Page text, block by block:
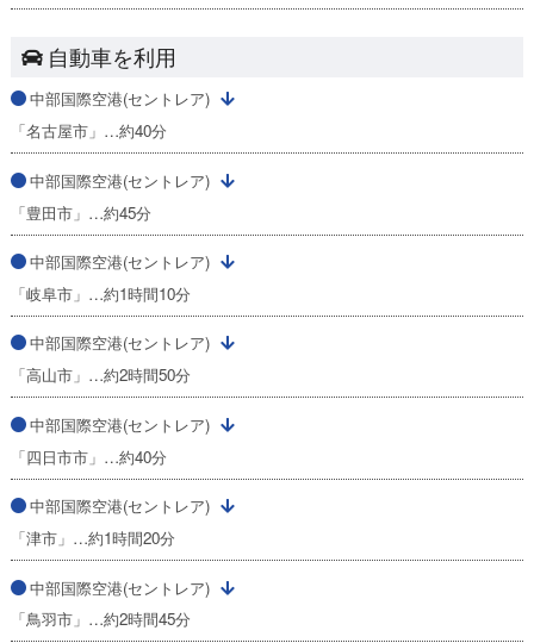
自動車を利用
中部国際空港(セントレア)
「名古屋市」…約40分
中部国際空港(セントレア)
「豊田市」…約45分
中部国際空港(セントレア)
「岐阜市」…約1時間10分
中部国際空港(セントレア)
「高山市」…約2時間50分
中部国際空港(セントレア)
「四日市市」…約40分
中部国際空港(セントレア)
「津市」…約1時間20分
中部国際空港(セントレア)
「鳥羽市」…約2時間45分